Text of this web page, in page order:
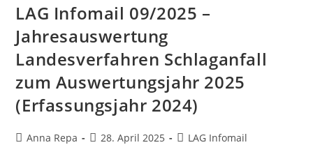
LAG Infomail 09/2025 –
Jahresauswertung
Landesverfahren Schlaganfall
zum Auswertungsjahr 2025
(Erfassungsjahr 2024)
Anna Repa 28. April 2025 LAG Infomail